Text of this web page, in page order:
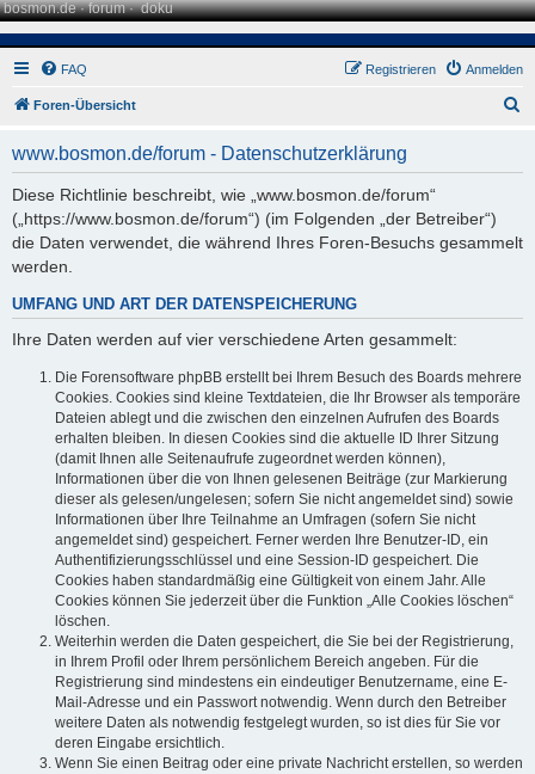
bosmon.de·forum·doku
FAQ Anmelden
Registrieren
Foren-Übersicht
www.bosmon.de/forum - Datenschutzerklärung
Diese Richtlinie beschreibt, wie „www.bosmon.de/forum“
(„https://www.bosmon.de/forum“) (im Folgenden „der Betreiber“)
die Daten verwendet, die während Ihres Foren-Besuchs gesammelt
werden.
UMFANG UND ART DER DATENSPEICHERUNG
Ihre Daten werden auf vier verschiedene Arten gesammelt:
Die Forensoftware phpBB erstellt bei Ihrem Besuch des Boards mehrere
Cookies. Cookies sind kleine Textdateien, die Ihr Browser als temporäre
Dateien ablegt und die zwischen den einzelnen Aufrufen des Boards
erhalten bleiben. In diesen Cookies sind die aktuelle ID Ihrer Sitzung
(damit Ihnen alle Seitenaufrufe zugeordnet werden können),
Informationen über die von Ihnen gelesenen Beiträge (zur Markierung
dieser als gelesen/ungelesen; sofern Sie nicht angemeldet sind) sowie
Informationen über Ihre Teilnahme an Umfragen (sofern Sie nicht
angemeldet sind) gespeichert. Ferner werden Ihre Benutzer-ID, ein
Authentifizierungsschlüssel und eine Session-ID gespeichert. Die
Cookies haben standardmäßig eine Gültigkeit von einem Jahr. Alle
Cookies können Sie jederzeit über die Funktion „Alle Cookies löschen“
löschen.
Weiterhin werden die Daten gespeichert, die Sie bei der Registrierung,
in Ihrem Profil oder Ihrem persönlichem Bereich angeben. Für die
Registrierung sind mindestens ein eindeutiger Benutzername, eine E-
Mail-Adresse und ein Passwort notwendig. Wenn durch den Betreiber
weitere Daten als notwendig festgelegt wurden, so ist dies für Sie vor
deren Eingabe ersichtlich.
Wenn Sie einen Beitrag oder eine private Nachricht erstellen, so werden